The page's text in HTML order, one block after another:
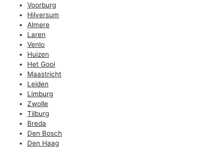
Voorburg
Hilversum
Almere
Laren
Venlo
Huizen
Het Gooi
Maastricht
Leiden
Limburg
Zwolle
Tilburg
Breda
Den Bosch
Den Haag